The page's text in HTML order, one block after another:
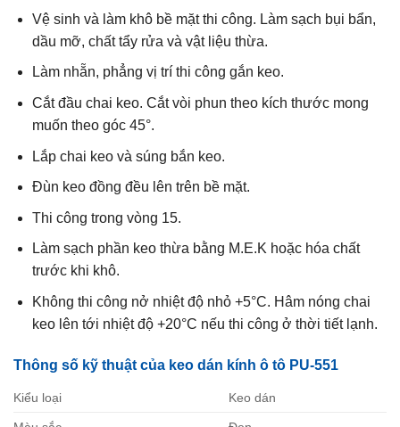
Vệ sinh và làm khô bề mặt thi công. Làm sạch bụi bẩn,
dầu mỡ, chất tẩy rửa và vật liệu thừa.
Làm nhẵn, phẳng vị trí thi công gắn keo.
Cắt đầu chai keo. Cắt vòi phun theo kích thước mong
muốn theo góc 45°.
Lắp chai keo và súng bắn keo.
Đùn keo đồng đều lên trên bề mặt.
Thi công trong vòng 15.
Làm sạch phần keo thừa bằng M.E.K hoặc hóa chất
trước khi khô.
Không thi công nở nhiệt độ nhỏ +5°C. Hâm nóng chai
keo lên tới nhiệt độ +20°C nếu thi công ở thời tiết lạnh.
Thông số kỹ thuật của keo dán kính ô tô PU-551
Kiểu loại Keo dán